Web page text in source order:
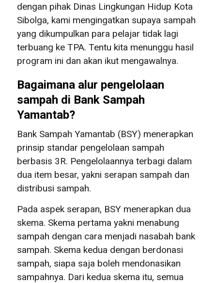
dengan pihak Dinas Lingkungan Hidup Kota
Sibolga, kami mengingatkan supaya sampah
yang dikumpulkan para pelajar tidak lagi
terbuang ke TPA. Tentu kita menunggu hasil
program ini dan akan ikut mengawalnya.
Bagaimana alur pengelolaan
sampah di Bank Sampah
Yamantab?
Bank Sampah Yamantab (BSY) menerapkan
prinsip standar pengelolaan sampah
berbasis 3R. Pengelolaannya terbagi dalam
dua item besar, yakni serapan sampah dan
distribusi sampah.
Pada aspek serapan, BSY menerapkan dua
skema. Skema pertama yakni menabung
sampah dengan cara menjadi nasabah bank
sampah. Skema kedua dengan berdonasi
sampah, siapa saja boleh mendonasikan
sampahnya. Dari kedua skema itu, semua